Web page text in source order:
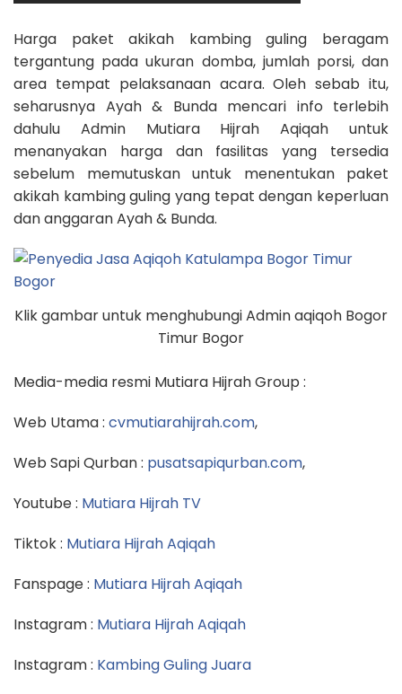
Harga paket akikah kambing guling beragam
tergantung pada ukuran domba, jumlah porsi, dan
area tempat pelaksanaan acara. Oleh sebab itu,
seharusnya Ayah & Bunda mencari info terlebih
dahulu Admin Mutiara Hijrah Aqiqah untuk
menanyakan harga dan fasilitas yang tersedia
sebelum memutuskan untuk menentukan paket
akikah kambing guling yang tepat dengan keperluan
dan anggaran Ayah & Bunda.
Klik gambar untuk menghubungi Admin aqiqoh Bogor
Timur Bogor
Media-media resmi Mutiara Hijrah Group :
Web Utama : cvmutiarahijrah.com,
Web Sapi Qurban : pusatsapiqurban.com,
Youtube : Mutiara Hijrah TV
Tiktok : Mutiara Hijrah Aqiqah
Fanspage : Mutiara Hijrah Aqiqah
Instagram : Mutiara Hijrah Aqiqah
Instagram : Kambing Guling Juara